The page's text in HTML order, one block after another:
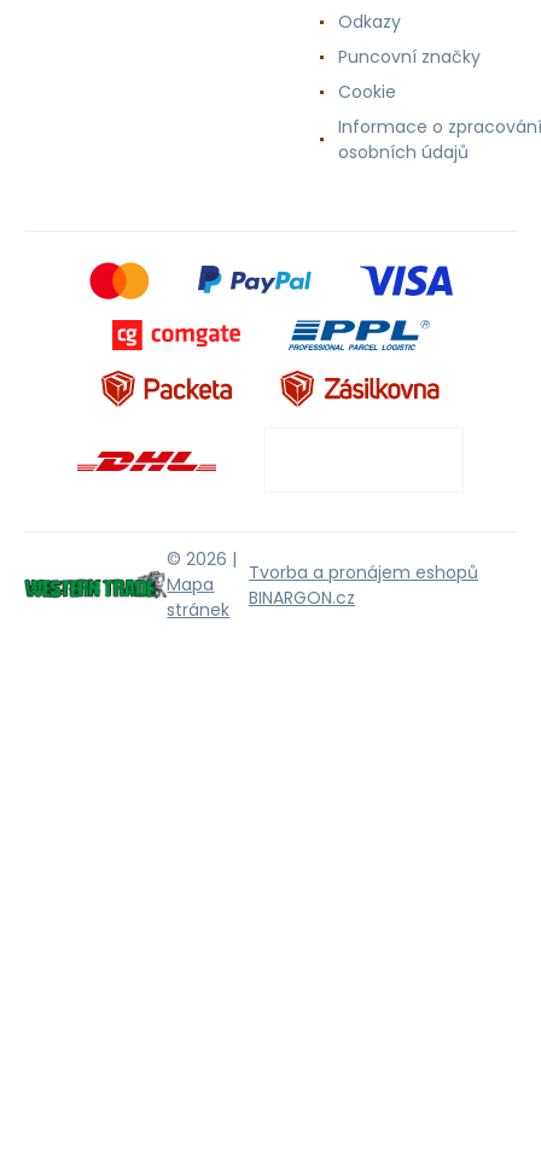
Odkazy
Puncovní značky
Cookie
Informace o zpracování
osobních údajů
© 2026 |
Mapa
stránek
Tvorba a pronájem eshopů
BINARGON.cz